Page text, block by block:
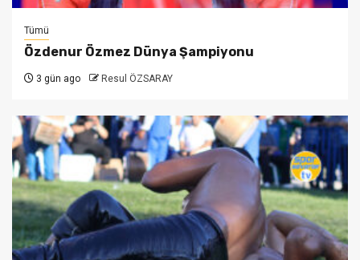
Tümü
Özdenur Özmez Dünya Şampiyonu
3 gün ago Resul ÖZSARAY